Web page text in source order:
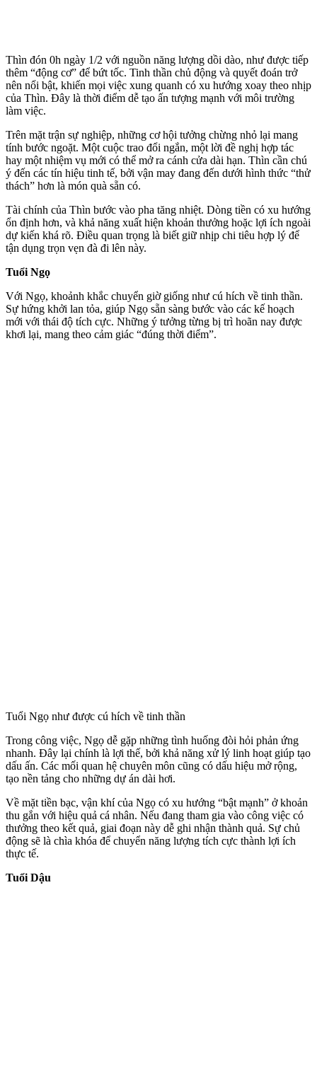
Thìn đón 0h ngày 1/2 với nguồn năng lượng dồi dào, như được tiếp
thêm “động cơ” để bứt tốc. Tinh thần chủ động và quyết đoán trở
nên nổi bật, khiến mọi việc xung quanh có xu hướng xoay theo nhịp
của Thìn. Đây là thời điểm dễ tạo ấn tượng mạnh với môi trường
làm việc.
Trên mặt trận sự nghiệp, những cơ hội tưởng chừng nhỏ lại mang
tính bước ngoặt. Một cuộc trao đổi ngắn, một lời đề nghị hợp tác
hay một nhiệm vụ mới có thể mở ra cánh cửa dài hạn. Thìn cần chú
ý đến các tín hiệu tinh tế, bởi vận may đang đến dưới hình thức “thử
thách” hơn là món quà sẵn có.
Tài chính của Thìn bước vào pha tăng nhiệt. Dòng tiền có xu hướng
ổn định hơn, và khả năng xuất hiện khoản thưởng hoặc lợi ích ngoài
dự kiến khá rõ. Điều quan trọng là biết giữ nhịp chi tiêu hợp lý để
tận dụng trọn vẹn đà đi lên này.
Tuổi Ngọ
Với Ngọ, khoảnh khắc chuyển giờ giống như cú hích về tinh thần.
Sự hứng khởi lan tỏa, giúp Ngọ sẵn sàng bước vào các kế hoạch
mới với thái độ tích cực. Những ý tưởng từng bị trì hoãn nay được
khơi lại, mang theo cảm giác “đúng thời điểm”.
Tuổi Ngọ như được cú hích về tinh thần
Trong công việc, Ngọ dễ gặp những tình huống đòi hỏi phản ứng
nhanh. Đây lại chính là lợi thế, bởi khả năng xử lý linh hoạt giúp tạo
dấu ấn. Các mối quan hệ chuyên môn cũng có dấu hiệu mở rộng,
tạo nền tảng cho những dự án dài hơi.
Về mặt tiền bạc, vận khí của Ngọ có xu hướng “bật mạnh” ở khoản
thu gắn với hiệu quả cá nhân. Nếu đang tham gia vào công việc có
thưởng theo kết quả, giai đoạn này dễ ghi nhận thành quả. Sự chủ
động sẽ là chìa khóa để chuyển năng lượng tích cực thành lợi ích
thực tế.
Tuổi Dậu